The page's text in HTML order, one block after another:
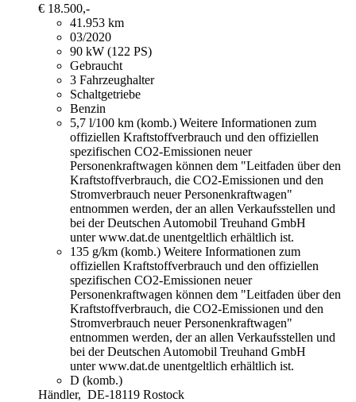
€ 18.500,-
41.953 km
03/2020
90 kW (122 PS)
Gebraucht
3 Fahrzeughalter
Schaltgetriebe
Benzin
5,7 l/100 km (komb.) Weitere Informationen zum
offiziellen Kraftstoffverbrauch und den offiziellen
spezifischen CO2-Emissionen neuer
Personenkraftwagen können dem "Leitfaden über den
Kraftstoffverbrauch, die CO2-Emissionen und den
Stromverbrauch neuer Personenkraftwagen"
entnommen werden, der an allen Verkaufsstellen und
bei der Deutschen Automobil Treuhand GmbH
unter www.dat.de unentgeltlich erhältlich ist.
135 g/km (komb.) Weitere Informationen zum
offiziellen Kraftstoffverbrauch und den offiziellen
spezifischen CO2-Emissionen neuer
Personenkraftwagen können dem "Leitfaden über den
Kraftstoffverbrauch, die CO2-Emissionen und den
Stromverbrauch neuer Personenkraftwagen"
entnommen werden, der an allen Verkaufsstellen und
bei der Deutschen Automobil Treuhand GmbH
unter www.dat.de unentgeltlich erhältlich ist.
D (komb.)
Händler, DE-18119 Rostock